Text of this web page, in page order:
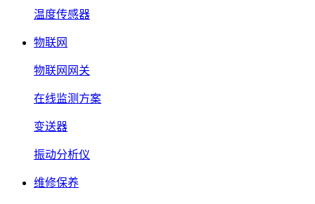
温度传感器
物联网
物联网网关
在线监测方案
变送器
振动分析仪
维修保养